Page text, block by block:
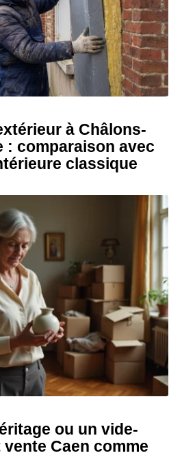
à Châlons-
: comparaison avec
classique
ou un vide-
Caen comme